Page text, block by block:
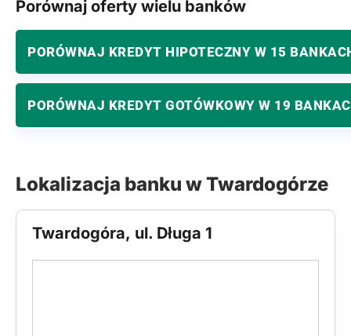
Porównaj oferty wielu banków
PORÓWNAJ KREDYT HIPOTECZNY W 15
PORÓWNAJ KREDYT GOTÓWKOWY W 19
Lokalizacja banku w Twardogórze
Twardogóra, ul. Długa 1